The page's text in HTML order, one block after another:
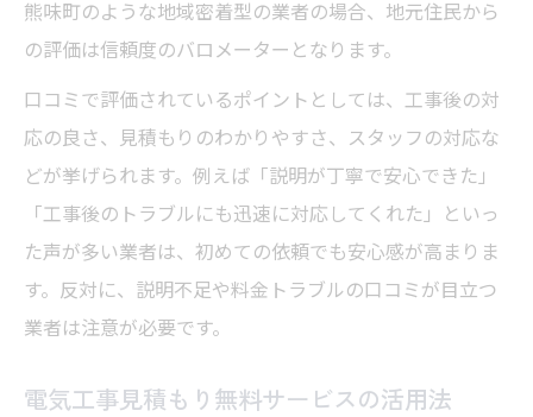
熊味町のような地域密着型の業者の場合、地元住民から
の評価は信頼度のバロメーターとなります。
口コミで評価されているポイントとしては、工事後の対
応の良さ、見積もりのわかりやすさ、スタッフの対応な
どが挙げられます。例えば「説明が丁寧で安心できた」
「工事後のトラブルにも迅速に対応してくれた」といっ
た声が多い業者は、初めての依頼でも安心感が高まりま
す。反対に、説明不足や料金トラブルの口コミが目立つ
業者は注意が必要です。
電気工事見積もり無料サービスの活用法